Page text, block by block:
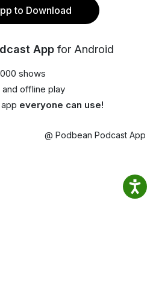
to Download
App for Android
shows
offline play
everyone can use!
@ Podbean Podcast App